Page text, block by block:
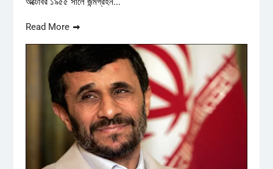
Read More